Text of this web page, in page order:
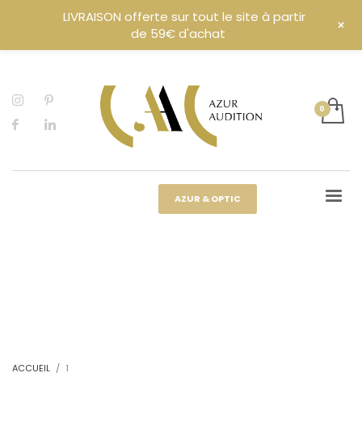
AZUR & OPTIC
ACCUEIL 1
LIVRAISON offerte sur tout le site à partir
de 59€ d'achat
+